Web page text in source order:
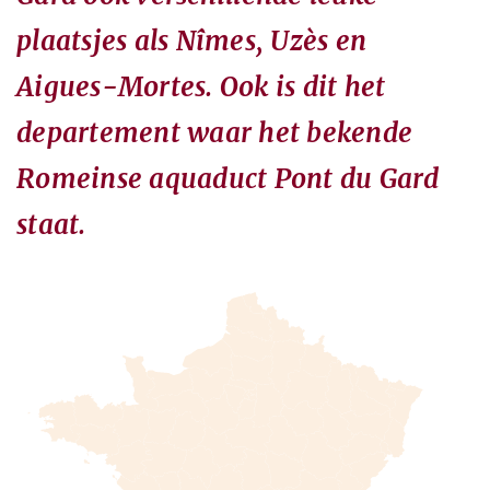
plaatsjes als Nîmes, Uzès en
Aigues-Mortes. Ook is dit het
departement waar het bekende
Romeinse aquaduct Pont du Gard
staat.